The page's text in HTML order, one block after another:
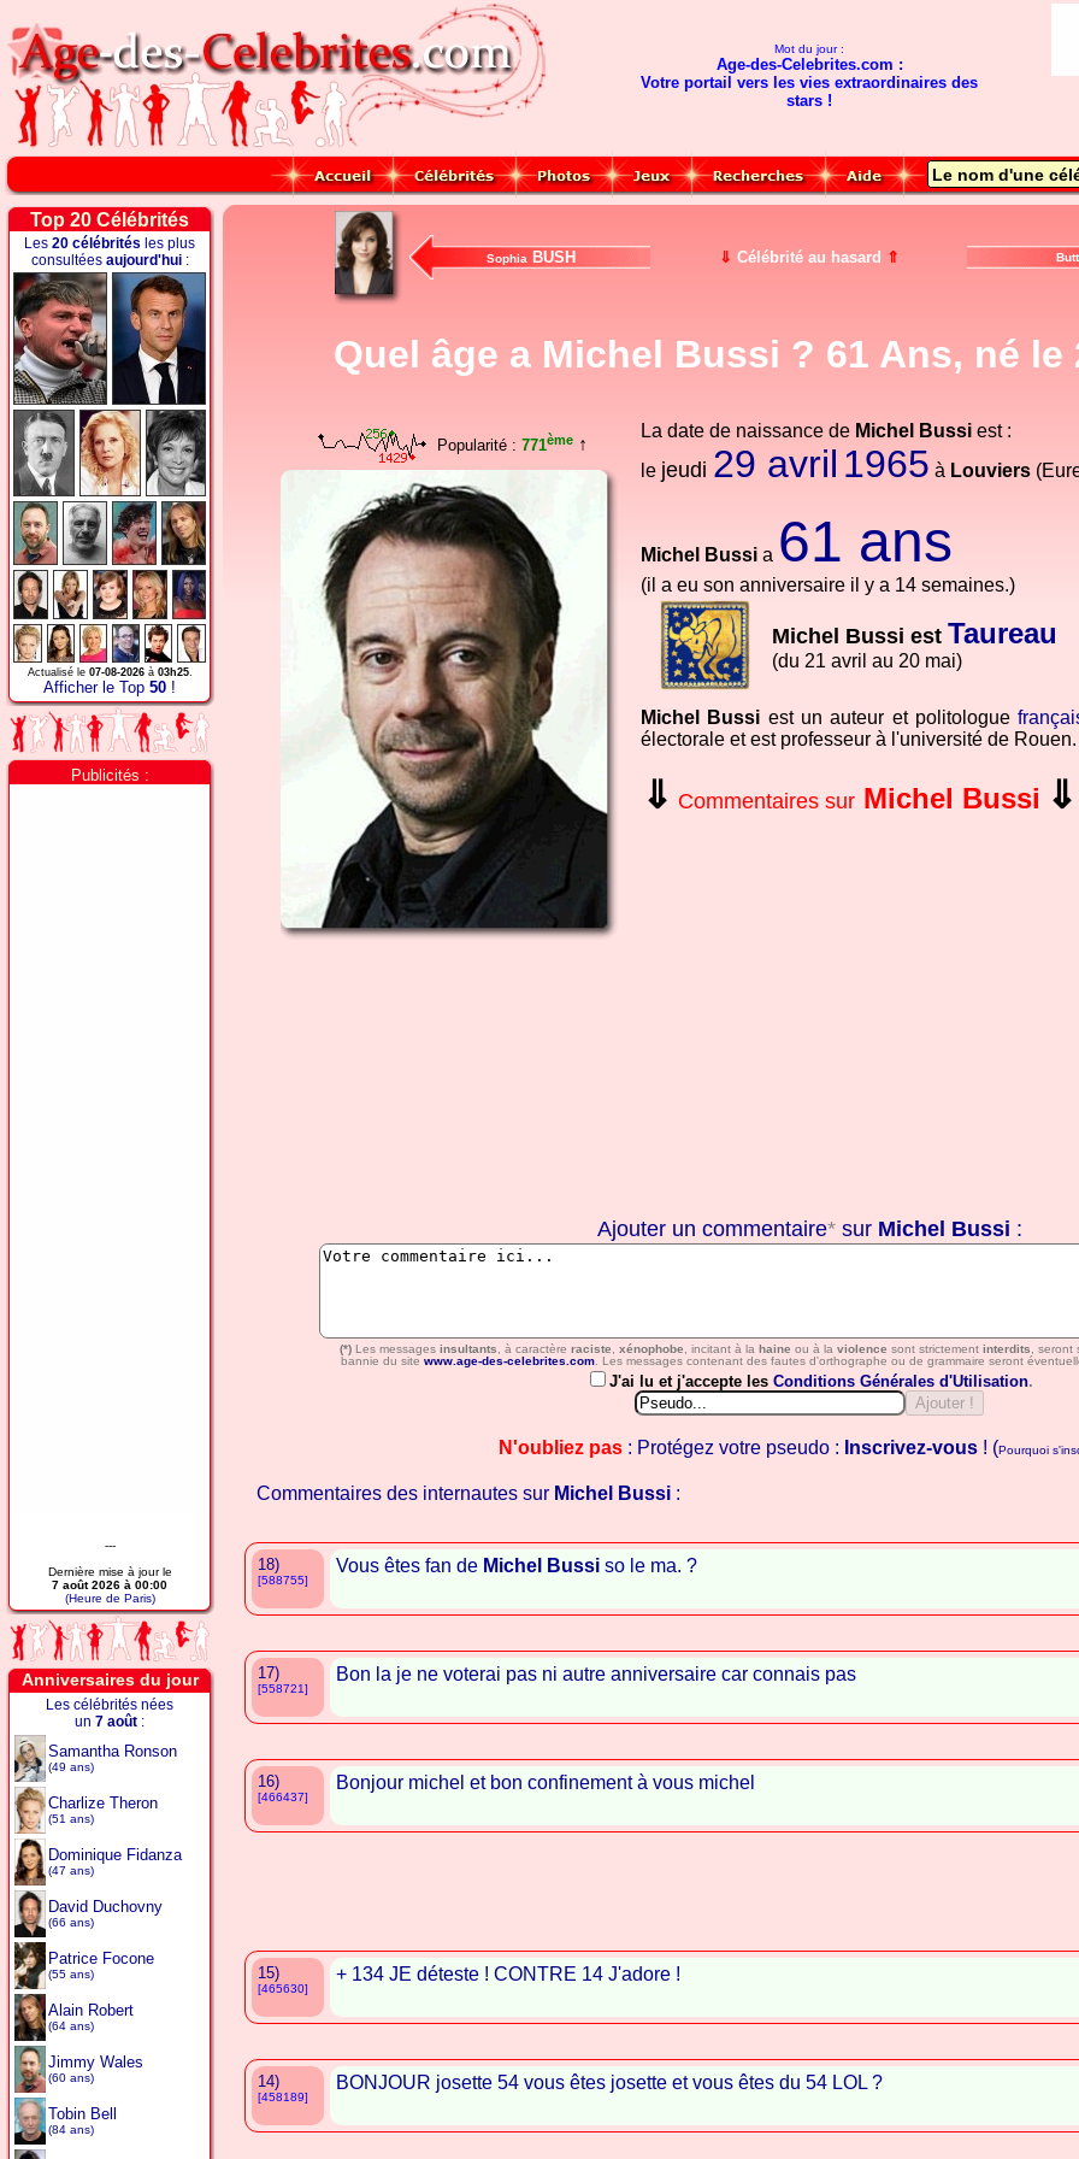
Mot du jour :
Age-des-Celebrites.com :
Votre portail vers les vies extraordinaires des
stars !
Top 20 Célébrités
Les 20 célébrités les plus
consultées aujourd'hui:
Actualisé le 07-08-2026à 03h25.
Afficher le Top 50 !
Publicités :
---
Dernière mise à jour le
7 août 2026 à 00:00
(Heure de Paris)
Anniversaires du jour
Les célébrités nées
un 7 août :
Samantha Ronson
(49 ans)
Charlize Theron
(51 ans)
Dominique Fidanza
(47 ans)
David Duchovny
(66 ans)
Patrice Focone
(55 ans)
Alain Robert
(64 ans)
Jimmy Wales
(60 ans)
Tobin Bell
(84 ans)
SophiaBUSH ⇓ Célébrité au hasard ⇑
Quel âge a Michel Bussi ? 61 Ans, né le
Popularité : 771ème ↑
La date de naissance de Michel Bussi est :
le jeudi 29 avril 1965 à Louviers
Michel Bussi a 61 ans
(il a eu son anniversaire il y a 14 semaines.)
Michel Bussi est Taureau
(du 21 avril au 20 mai)
Michel Bussi est un auteur et politologue
électorale et est professeur à l'université de Rouen.
⇓ Commentaires sur Michel Bussi ⇓
Ajouter un commentaire*sur Michel Bussi :
(*) Les messages insultants , à caractère raciste xénophobe , incitant à la haine ou à la violence sont strictement interdits ,
bannie du site www.age-des-celebrites.com . Les messages contenant des fautes d'orthographe ou de grammaire seront
J'ai lu et j'accepte les Conditions Générales d'Utilisation.
N'oubliez pas: Protégez votre pseudo : Inscrivez-vous! (Pourquoi
Commentaires des internautes sur Michel Bussi:
18)
[588755]
Vous êtes fan de Michel Bussi so le ma. ?
17)
[558721]
Bon la je ne voterai pas ni autre anniversaire car connais pas
16)
[466437]
Bonjour michel et bon confinement à vous michel
15)
[465630]
+ 134 JE déteste ! CONTRE 14 J'adore !
14)
[458189]
BONJOUR josette 54 vous êtes josette et vous êtes du 54 LOL ?